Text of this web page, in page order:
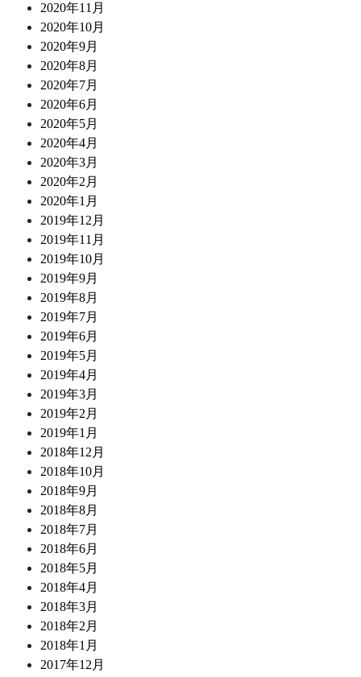
2020年11月
2020年10月
2020年9月
2020年8月
2020年7月
2020年6月
2020年5月
2020年4月
2020年3月
2020年2月
2020年1月
2019年12月
2019年11月
2019年10月
2019年9月
2019年8月
2019年7月
2019年6月
2019年5月
2019年4月
2019年3月
2019年2月
2019年1月
2018年12月
2018年10月
2018年9月
2018年8月
2018年7月
2018年6月
2018年5月
2018年4月
2018年3月
2018年2月
2018年1月
2017年12月